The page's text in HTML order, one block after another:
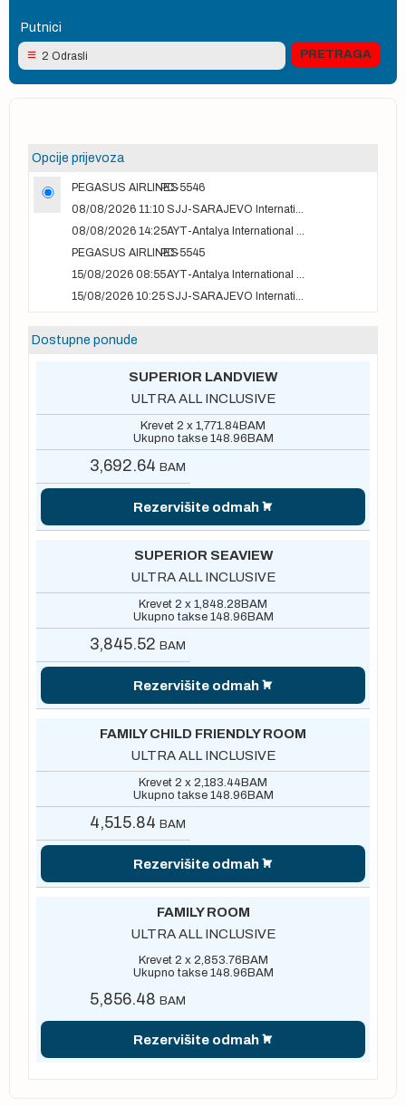
Putnici
2 Odrasli
Opcije prijevoza
PEGASUS AIRLINESPC-5546
08/08/2026 11:10
SJJ-SARAJEVO International Airport
08/08/2026 14:25
AYT-Antalya International airport
PEGASUS AIRLINESPC-5545
15/08/2026 08:55
AYT-Antalya International airport
15/08/2026 10:25
SJJ-SARAJEVO International Airport
Dostupne ponude
SUPERIOR LANDVIEW
ULTRA ALL INCLUSIVE
Krevet 2 x 1,771.84BAM
Ukupno takse 148.96 BAM
3,692.64 BAM
Rezervišite odmah
SUPERIOR SEAVIEW
ULTRA ALL INCLUSIVE
Krevet 2 x 1,848.28 BAM
Ukupno takse 148.96 BAM
3,845.52 BAM
Rezervišite odmah
FAMILY CHILD FRIENDLY ROOM
ULTRA ALL INCLUSIVE
Krevet 2 x 2,183.44BAM
Ukupno takse 148.96 BAM
4,515.84 BAM
Rezervišite odmah
FAMILY ROOM
ULTRA ALL INCLUSIVE
Krevet 2 x 2,853.76 BAM
Ukupno takse 148.96 BAM
5,856.48 BAM
Rezervišite odmah